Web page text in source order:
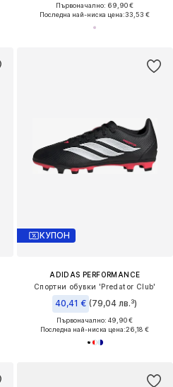
Първоначално: 69,90 €
Последна най-ниска цена:33,53 €
КУПОН
ADIDAS PERFORMANCE
Спортни обувки 'Predator Club'
40,41 € (79,04 лв.³)
Първоначално: 49,90 €
Последна най-ниска цена:26,18 €